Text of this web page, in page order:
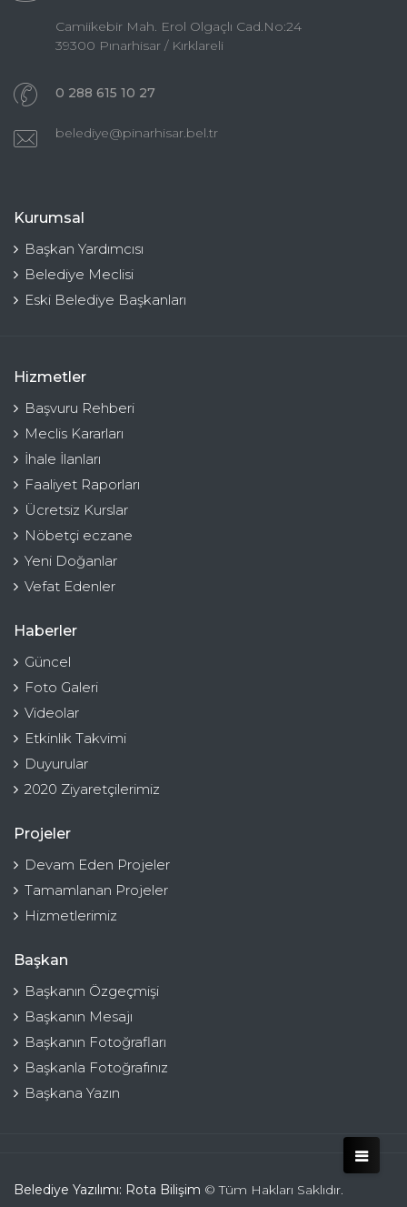
Camiikebir Mah. Erol Olgaçlı Cad.No:24
39300 Pınarhisar / Kırklareli
0 288 615 10 27
belediye@pinarhisar.bel.tr
Kurumsal
Başkan Yardımcısı
Belediye Meclisi
Eski Belediye Başkanları
Hizmetler
Başvuru Rehberi
Meclis Kararları
İhale İlanları
Faaliyet Raporları
Ücretsiz Kurslar
Nöbetçi eczane
Yeni Doğanlar
Vefat Edenler
Haberler
Güncel
Foto Galeri
Videolar
Etkinlik Takvimi
Duyurular
2020 Ziyaretçilerimiz
Projeler
Devam Eden Projeler
Tamamlanan Projeler
Hizmetlerimiz
Başkan
Başkanın Özgeçmişi
Başkanın Mesajı
Başkanın Fotoğrafları
Başkanla Fotoğrafınız
Başkana Yazın
Belediye Yazılımı: Rota Bilişim © Tüm Hakları Saklıdır.